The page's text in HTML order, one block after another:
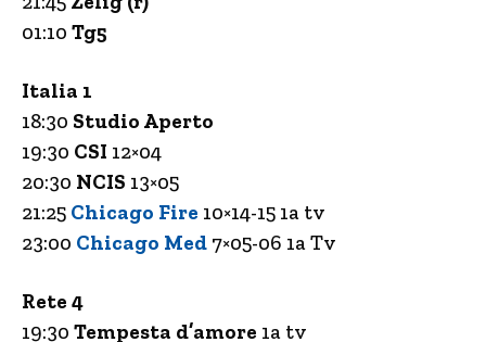
01:10 Tg5
Italia 1
18:30 Studio Aperto
19:30 CSI 12×04
20:30 NCIS 13×05
21:25 Chicago Fire 10×14-15 1a tv
23:00 Chicago Med 7×05-06 1a Tv
Rete 4
19:30 Tempesta d’amore 1a tv